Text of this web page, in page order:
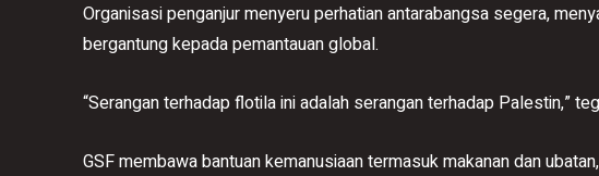
Organisasi penganjur menyeru perhatian antarabangsa segera,
bergantung kepada pemantauan global.
“Serangan terhadap flotila ini adalah serangan terhadap Palestin,”
GSF membawa bantuan kemanusiaan termasuk makanan dan